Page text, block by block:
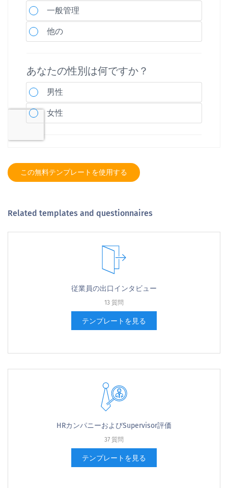
この無料テンプレートを使用する
Related templates and questionnaires
従業員の出口インタビュー
13 質問
テンプレートを見る
HRカンパニーおよびSupervisor評価
37 質問
テンプレートを見る